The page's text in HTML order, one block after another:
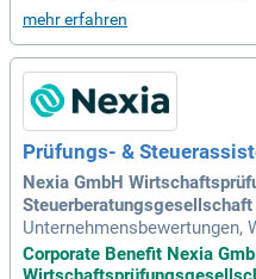
m Team Jahresabschlüsse
ernehmen, öffentliche
ch erarbeiten Sie Lösungen
estellungen und
ossenes Hochschulstudium
erfachangestellter,
erforderlich.
gen und eine strukturierte
mehr erfahren
Prüfungs- &
Nexia GmbH
Steuerberatungsgesellschaft
Unternehmensbewertungen,
n und Umstrukturierungen;
steuerlichen Einzel- und
Corporate Benefit Nexia